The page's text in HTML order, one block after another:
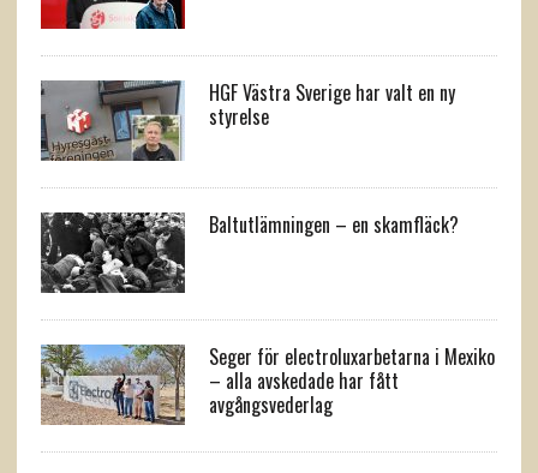
HGF Västra Sverige har valt en ny
styrelse
Baltutlämningen – en skamfläck?
Seger för electroluxarbetarna i Mexiko
– alla avskedade har fått
avgångsvederlag